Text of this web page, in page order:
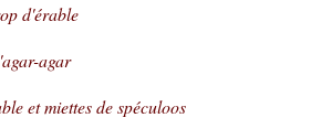
d'érable
agar
et miettes de spéculoos